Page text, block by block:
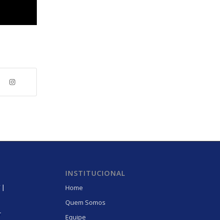
|
INSTITUCIONAL
Home
Quem Somos
Equipe